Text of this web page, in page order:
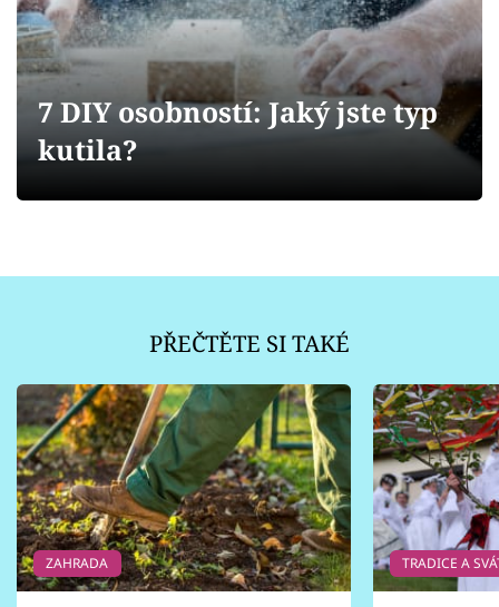
Přihlášení
Sledujte nás
7 DIY osobností: Jaký jste typ
kutila?
PŘEČTĚTE SI TAKÉ
ZAHRADA TRADICE A